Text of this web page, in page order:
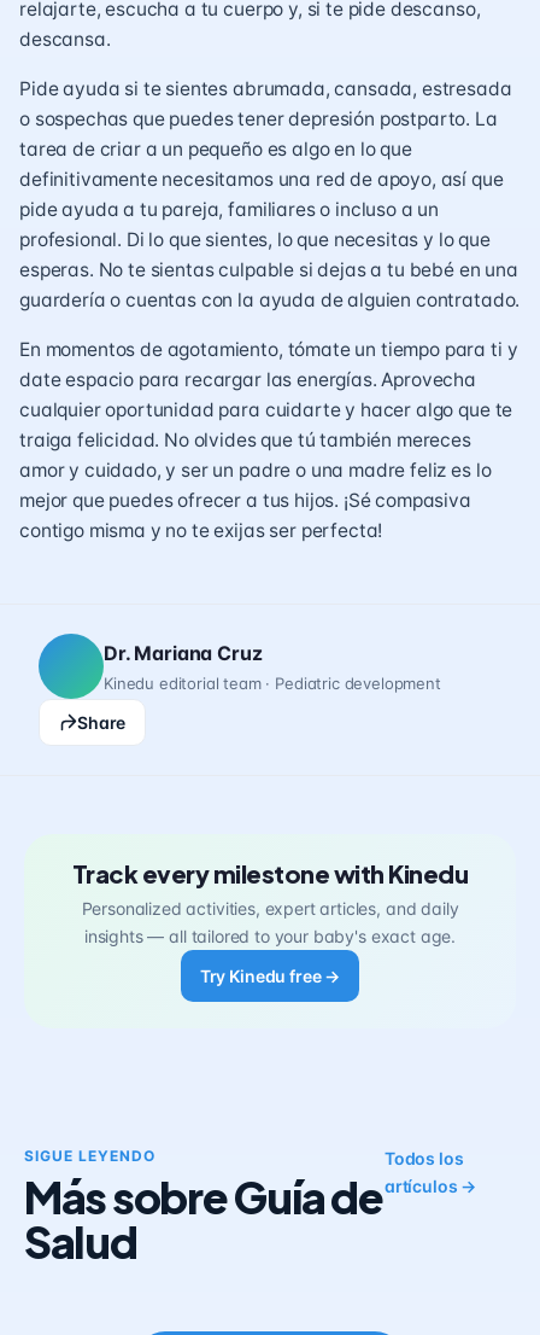
relajarte, escucha a tu cuerpo y, si te pide descanso,
descansa.
Pide ayuda si te sientes abrumada, cansada, estresada
o sospechas que puedes tener depresión postparto. La
tarea de criar a un pequeño es algo en lo que
definitivamente necesitamos una red de apoyo, así que
pide ayuda a tu pareja, familiares o incluso a un
profesional. Di lo que sientes, lo que necesitas y lo que
esperas. No te sientas culpable si dejas a tu bebé en una
guardería o cuentas con la ayuda de alguien contratado.
En momentos de agotamiento, tómate un tiempo para ti y
date espacio para recargar las energías. Aprovecha
cualquier oportunidad para cuidarte y hacer algo que te
traiga felicidad. No olvides que tú también mereces
amor y cuidado, y ser un padre o una madre feliz es lo
mejor que puedes ofrecer a tus hijos. ¡Sé compasiva
contigo misma y no te exijas ser perfecta!
Dr. Mariana Cruz
Kinedu editorial team · Pediatric development
Share
Track every milestone with Kinedu
Personalized activities, expert articles, and daily
insights — all tailored to your baby's exact age.
Try Kinedu free →
SIGUE LEYENDO
Más sobre Guía de
Salud
Todos los
artículos →